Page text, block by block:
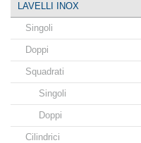
LAVELLI INOX
Singoli
Doppi
Squadrati
Singoli
Doppi
Cilindrici